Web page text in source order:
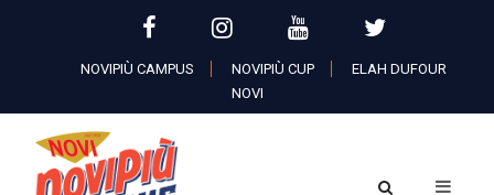
NOVIPIÙ CAMPUS NOVIPIÙ CUP
ELAH DUFOUR
NOVI